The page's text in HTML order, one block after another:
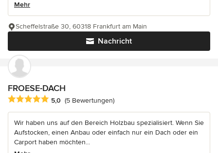
Mehr
Nachricht
Scheffelstraße 30, 60318 Frankfurt am Main
FROESE-DACH
Durchschnittliche Bewertung: 5 von 5 Sternen
5,0 (5 Bewertungen)
Wir haben uns auf den Bereich Holzbau spezialisiert. Wenn Sie
Aufstocken, einen Anbau oder einfach nur ein Dach oder ein
Carport haben möchten...